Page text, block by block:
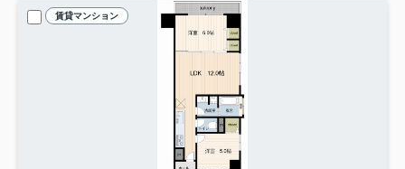
賃貸マンション